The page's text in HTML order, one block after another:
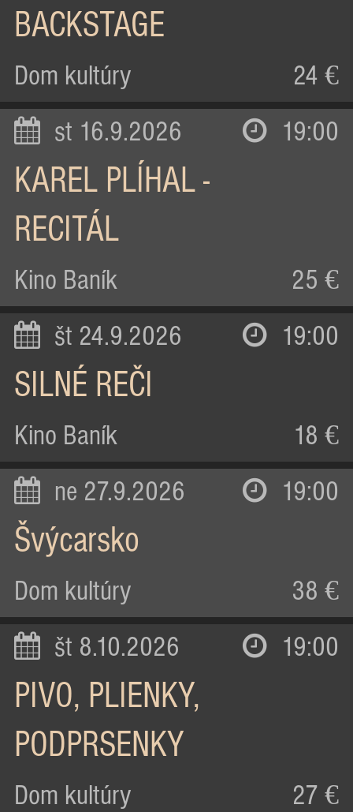
BACKSTAGE
Dom kultúry 24 €
st 16.9.2026 19:00
KAREL PLÍHAL -
RECITÁL
Kino Baník 25 €
št 24.9.2026 19:00
SILNÉ REČI
Kino Baník 18 €
ne 27.9.2026 19:00
Švýcarsko
Dom kultúry 38 €
št 8.10.2026 19:00
PIVO, PLIENKY,
PODPRSENKY
Dom kultúry 27 €